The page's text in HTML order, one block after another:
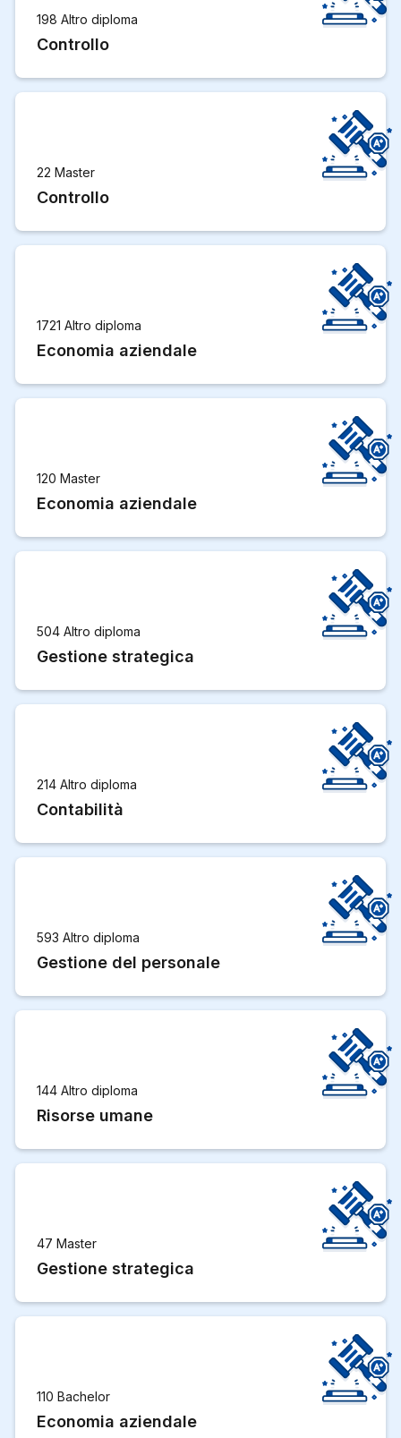
198 Altro diploma
Controllo
22 Master
Controllo
1721 Altro diploma
Economia aziendale
120 Master
Economia aziendale
504 Altro diploma
Gestione strategica
214 Altro diploma
Contabilità
593 Altro diploma
Gestione del personale
144 Altro diploma
Risorse umane
47 Master
Gestione strategica
110 Bachelor
Economia aziendale